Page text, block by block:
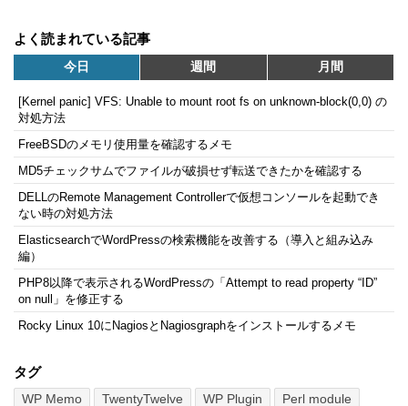
よく読まれている記事
今日 週間 月間
[Kernel panic] VFS: Unable to mount root fs on unknown-block(0,0) の
対処方法
FreeBSDのメモリ使用量を確認するメモ
MD5チェックサムでファイルが破損せず転送できたかを確認する
DELLのRemote Management Controllerで仮想コンソールを起動でき
ない時の対処方法
ElasticsearchでWordPressの検索機能を改善する（導入と組み込み
編）
PHP8以降で表示されるWordPressの「Attempt to read property “ID”
on null」を修正する
Rocky Linux 10にNagiosとNagiosgraphをインストールするメモ
タグ
WP Memo TwentyTwelve WP Plugin Perl module